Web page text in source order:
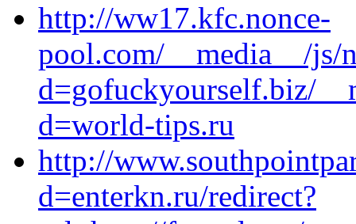
http://ww17.kfc.nonce-
pool.com/__media__/js/
d=gofuckyourself.biz/
d=world-tips.ru
http://
d=enterkn.ru/redirect?